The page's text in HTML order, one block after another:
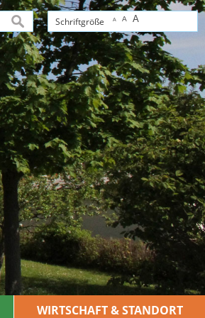
Schriftgröße A A A
suchen
WIRTSCHAFT & STANDORT